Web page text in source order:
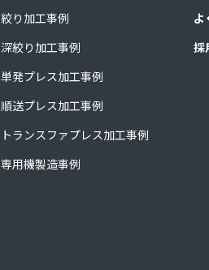
絞り加工事例
深絞り加工事例
単発プレス加工事例
順送プレス加工事例
トランスファプレス加工事例
専用機製造事例
よ
採